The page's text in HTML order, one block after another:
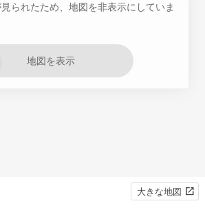
られたため、地図を非表示にしていま
地図を表示
大きな地図